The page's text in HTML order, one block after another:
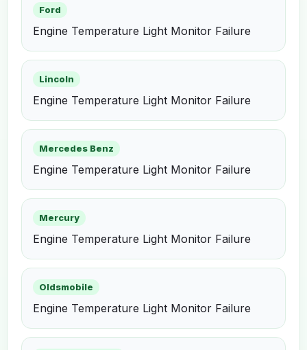
Ford
Engine Temperature Light Monitor Failure
Lincoln
Engine Temperature Light Monitor Failure
Mercedes Benz
Engine Temperature Light Monitor Failure
Mercury
Engine Temperature Light Monitor Failure
Oldsmobile
Engine Temperature Light Monitor Failure